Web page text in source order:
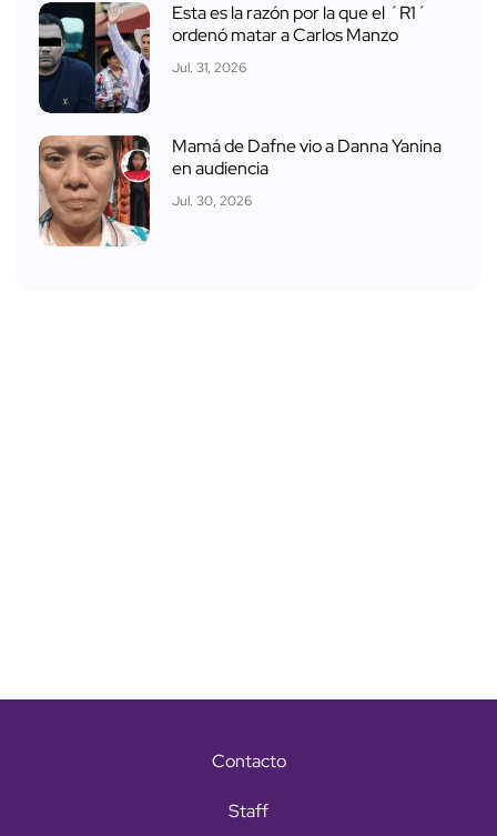
Esta es la razón por la que el ´R1´
ordenó matar a Carlos Manzo
Jul. 31, 2026
Mamá de Dafne vio a Danna Yanina
en audiencia
Jul. 30, 2026
Contacto
Staff